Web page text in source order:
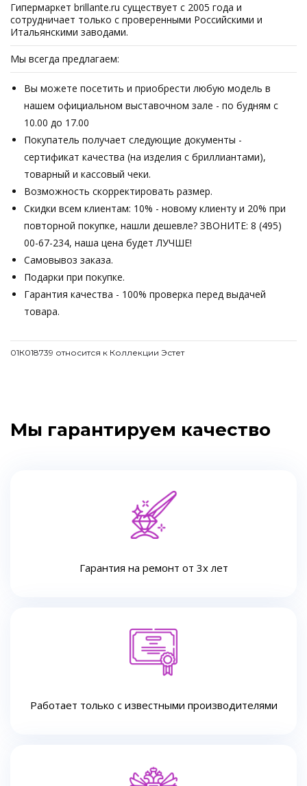
Гипермаркет brillante.ru существует с 2005 года и
сотрудничает только с проверенными Российскими и
Итальянскими заводами.
Мы всегда предлагаем:
Вы можете посетить и приобрести любую модель в
нашем официальном выставочном зале - по будням с
10.00 до 17.00
Покупатель получает следующие документы -
сертификат качества (на изделия с бриллиантами),
товарный и кассовый чеки.
Возможность скорректировать размер.
Скидки всем клиентам: 10% - новому клиенту и 20% при
повторной покупке, нашли дешевле? ЗВОНИТЕ: 8 (495)
00-67-234, наша цена будет ЛУЧШЕ!
Самовывоз заказа.
Подарки при покупке.
Гарантия качества - 100% проверка перед выдачей
товара.
01К018739 относится к Коллекции Эстет
Мы гарантируем качество
Гарантия на ремонт от 3х лет
Работает только с известными производителями